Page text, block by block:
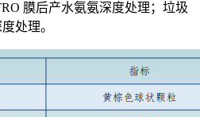
膜后产水氨氨深度处理；垃圾
处理。